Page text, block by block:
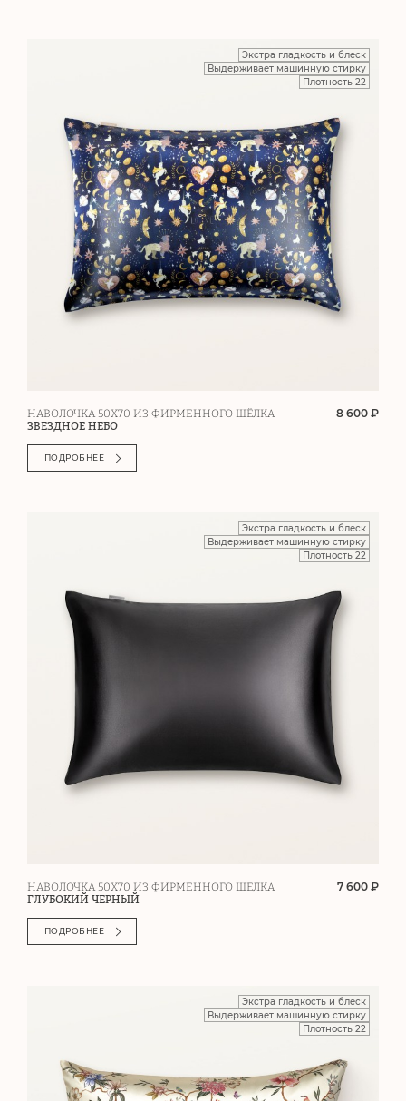
Экстра гладкость и блеск
Выдерживает машинную стирку
Плотность 22
НАВОЛОЧКА 50Х70 ИЗ ФИРМЕННОГО ШЁЛКА
ЗВЕЗДНОЕ НЕБО
8 600 ₽
ПОДРОБНЕЕ
Экстра гладкость и блеск
Выдерживает машинную стирку
Плотность 22
НАВОЛОЧКА 50Х70 ИЗ ФИРМЕННОГО ШЁЛКА
ГЛУБОКИЙ ЧЕРНЫЙ
7 600 ₽
ПОДРОБНЕЕ
Экстра гладкость и блеск
Выдерживает машинную стирку
Плотность 22